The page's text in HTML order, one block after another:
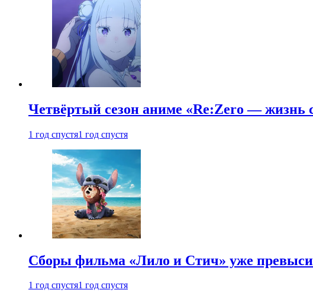
Четвёртый сезон аниме «Re:Zero — жизнь
1 год спустя1 год спустя
Сборы фильма «Лило и Стич» уже
1 год спустя1 год спустя